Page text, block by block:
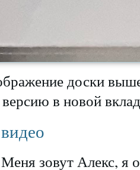
доски
в новой
зовут Алекс, я